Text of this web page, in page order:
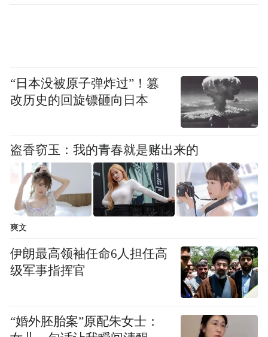
“喜欢吃什么？拿！”
邵晓严为他自掏腰包
买了炒面、丸子汤、羊肉串
“日本没被原子弹炸过”！篡
改历史的回旋镖砸向日本
盗香窃玉：我的青春就是赌出来的
爽文
伊朗最高领袖任命6人担任高
级军事指挥官
“婚外胚胎案”原配朱女士：